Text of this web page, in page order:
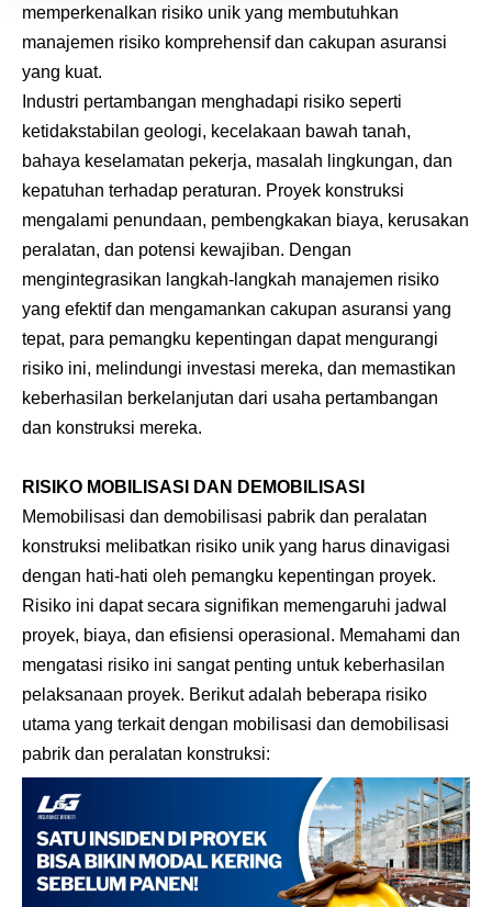
memperkenalkan risiko unik yang membutuhkan
manajemen risiko komprehensif dan cakupan asuransi
yang kuat.
Industri pertambangan menghadapi risiko seperti
ketidakstabilan geologi, kecelakaan bawah tanah,
bahaya keselamatan pekerja, masalah lingkungan, dan
kepatuhan terhadap peraturan. Proyek konstruksi
mengalami penundaan, pembengkakan biaya, kerusakan
peralatan, dan potensi kewajiban. Dengan
mengintegrasikan langkah-langkah manajemen risiko
yang efektif dan mengamankan cakupan asuransi yang
tepat, para pemangku kepentingan dapat mengurangi
risiko ini, melindungi investasi mereka, dan memastikan
keberhasilan berkelanjutan dari usaha pertambangan
dan konstruksi mereka.
RISIKO MOBILISASI DAN DEMOBILISASI
Memobilisasi dan demobilisasi pabrik dan peralatan
konstruksi melibatkan risiko unik yang harus dinavigasi
dengan hati-hati oleh pemangku kepentingan proyek.
Risiko ini dapat secara signifikan memengaruhi jadwal
proyek, biaya, dan efisiensi operasional. Memahami dan
mengatasi risiko ini sangat penting untuk keberhasilan
pelaksanaan proyek. Berikut adalah beberapa risiko
utama yang terkait dengan mobilisasi dan demobilisasi
pabrik dan peralatan konstruksi: